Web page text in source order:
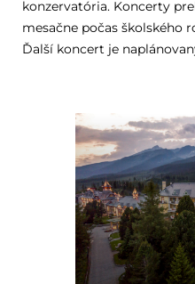
konzervatória. Koncerty
mesačne počas školského
Ďalší koncert je